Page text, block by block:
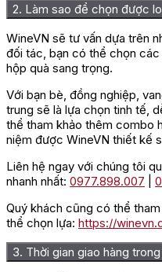
2. Làm sao để chọn được
WineVN sẽ tư vấn dựa trên
đối tác, bạn có thể chọn
hộp quà sang trọng.
Với bạn bè, đồng nghiệp,
trung sẽ là lựa chọn tinh tế,
thể tham khảo thêm combo
niệm được WineVN thiết kế
Liên hệ ngay với chúng tôi
nhanh nhất: 0977.898.007
Quý khách cũng có thể
thể chọn lựa: https://
3. Thời gian giao hàng